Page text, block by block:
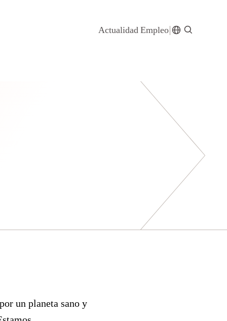
Actualidad Empleo
un planeta sano y